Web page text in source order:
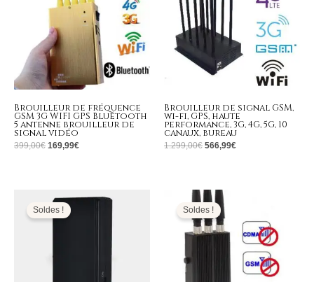
Brouilleur de fréquence
GSM 3G WIFI GPS Bluetooth
5 antenne brouilleur de
signal vidéo
399,00€ 169,99€
Brouilleur de signal GSM,
wi-fi, GPS, haute
performance, 3G, 4G, 5G, 10
canaux, bureau
1.299,00€ 566,99€
Soldes !
prix
initial
était :
189,00€.
prix
Soldes !
Le
prix
initial
était :
139,00€.
prix
actuel
est :
63,99€.